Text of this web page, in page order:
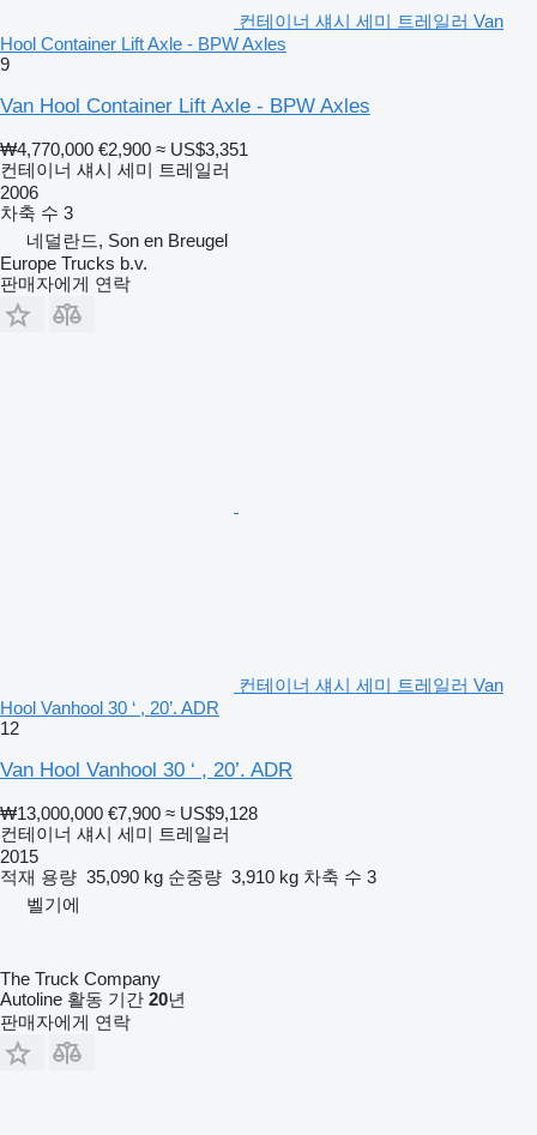
컨테이너 섀시 세미 트레일러 Van
Hool Container Lift Axle - BPW Axles
9
Van Hool Container Lift Axle - BPW Axles
₩4,770,000 €2,900 ≈ US$3,351
컨테이너 섀시 세미 트레일러
2006
차축 수 3
네덜란드, Son en Breugel
Europe Trucks b.v.
판매자에게 연락
컨테이너 섀시 세미 트레일러 Van
Hool Vanhool 30 ‘ , 20’. ADR
12
Van Hool Vanhool 30 ‘ , 20’. ADR
₩13,000,000 €7,900 ≈ US$9,128
컨테이너 섀시 세미 트레일러
2015
적재 용량 35,090 kg 순중량 3,910 kg 차축 수 3
벨기에
The Truck Company
Autoline 활동 기간 20년
판매자에게 연락